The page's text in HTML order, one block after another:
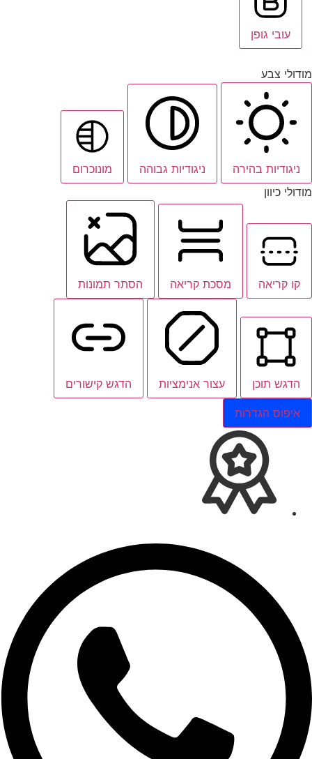
עובי גופן
מודולי צבע
ניגודיות בהירה ניגודיות גבוהה
מונוכרום
מודולי כיוון
קו קריאה מסכת קריאה הסתר תמונות
הדגש תוכן עצור אנימציות הדגש קישורים
איפוס הגדרות